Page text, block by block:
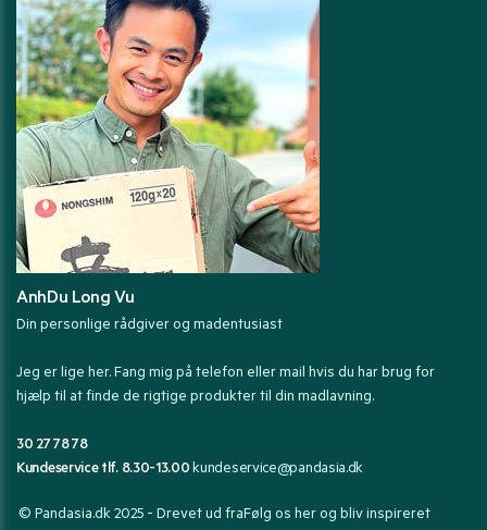
AnhDu Long Vu
Din personlige rådgiver og madentusiast
Jeg er lige her. Fang mig på telefon eller mail hvis du har brug for
hjælp til at finde de rigtige produkter til din madlavning.
30 27 78 78
Kundeservice tlf. 8.30-13.00kundeservice@pandasia.dk
© Pandasia.dk 2025 - Drevet ud fraFølg os her og bliv inspireret